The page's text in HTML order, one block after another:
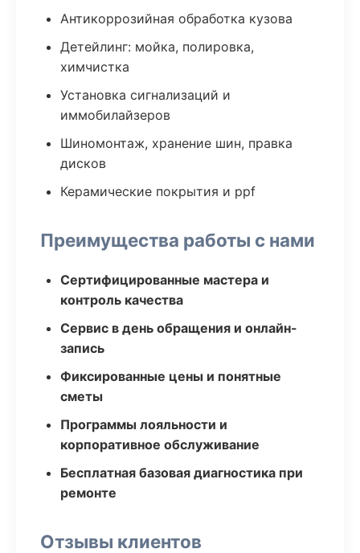
Антикоррозийная обработка кузова
Детейлинг: мойка, полировка,
химчистка
Установка сигнализаций и
иммобилайзеров
Шиномонтаж, хранение шин, правка
дисков
Керамические покрытия и ppf
Преимущества работы с нами
Сертифицированные мастера и
контроль качества
Сервис в день обращения и онлайн-
запись
Фиксированные цены и понятные
сметы
Программы лояльности и
корпоративное обслуживание
Бесплатная базовая диагностика при
ремонте
Отзывы клиентов